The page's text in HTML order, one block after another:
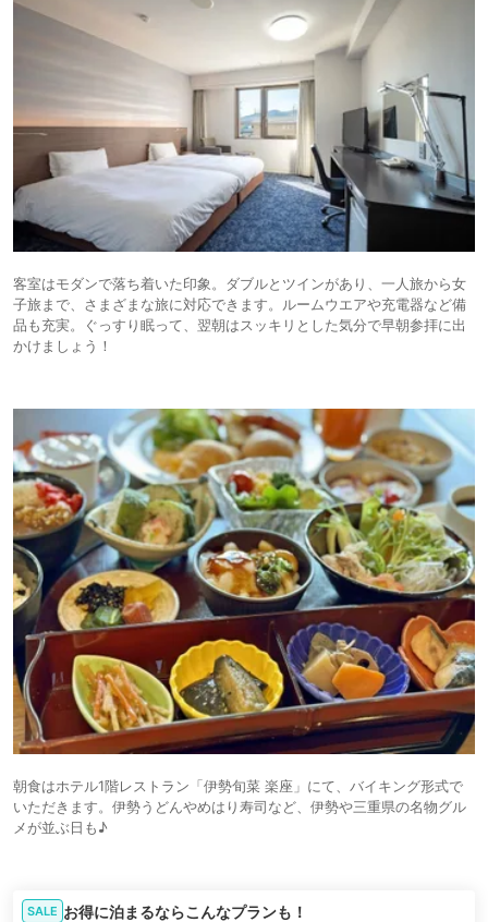
客室はモダンで落ち着いた印象。ダブルとツインがあり、一人旅から女
子旅まで、さまざまな旅に対応できます。ルームウエアや充電器など備
品も充実。ぐっすり眠って、翌朝はスッキリとした気分で早朝参拝に出
かけましょう！
朝食はホテル1階レストラン「伊勢旬菜 楽座」にて、バイキング形式で
いただきます。伊勢うどんやめはり寿司など、伊勢や三重県の名物グル
メが並ぶ日も♪
SALE お得に泊まるならこんなプランも！